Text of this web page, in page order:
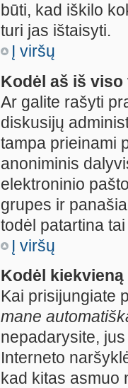
būti, kad iškilo
turi jas ištaisyti.
Į viršų
Kodėl aš iš
Ar galite rašyti
diskusijų
tampa prieinami
anoniminis
elektroninio
grupes ir
todėl patartina
Į viršų
Kodėl
Kai prisijungiate
mane
nepadarysite,
Interneto
kad kitas asmuo